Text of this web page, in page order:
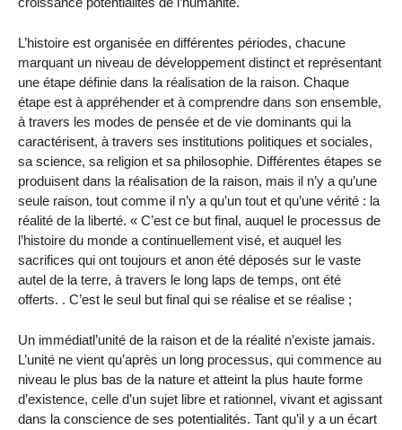
L’histoire est organisée en différentes périodes, chacune
marquant un niveau de développement distinct et représentant
une étape définie dans la réalisation de la raison. Chaque
étape est à appréhender et à comprendre dans son ensemble,
à travers les modes de pensée et de vie dominants qui la
caractérisent, à travers ses institutions politiques et sociales,
sa science, sa religion et sa philosophie. Différentes étapes se
produisent dans la réalisation de la raison, mais il n’y a qu’une
seule raison, tout comme il n’y a qu’un tout et qu’une vérité : la
réalité de la liberté. « C’est ce but final, auquel le processus de
l’histoire du monde a continuellement visé, et auquel les
sacrifices qui ont toujours et anon été déposés sur le vaste
autel de la terre, à travers le long laps de temps, ont été
offerts. . C’est le seul but final qui se réalise et se réalise ;
Un immédiatl’unité de la raison et de la réalité n’existe jamais.
L’unité ne vient qu’après un long processus, qui commence au
niveau le plus bas de la nature et atteint la plus haute forme
d’existence, celle d’un sujet libre et rationnel, vivant et agissant
dans la conscience de ses potentialités. Tant qu’il y a un écart